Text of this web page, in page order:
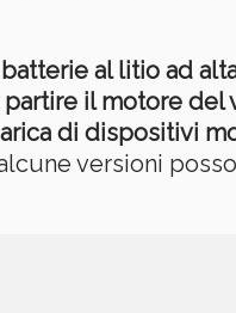
batterie al litio ad
partire il motore del
di dispositivi
versioni